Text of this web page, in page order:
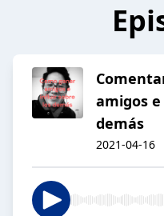
amigos
demás
2021-04-16